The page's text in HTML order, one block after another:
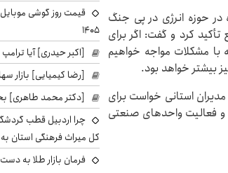
حوزه انرژی در پی جنگ
کرد و گفت: اگر برای
با مشکلات مواجه خواهیم
بیشتر خواهد بود.
مدیران استانی خواست برای
و فعالیت واحدهای صنعتی
۱۴۰۵
[اکبر حیدری] آیا
[رضا کیمیایی] بازار
[دکتر محمد طاهری]
چرا اردبیل قطب
کل میراث فرهنگی استان
فرمان بازار طلا به